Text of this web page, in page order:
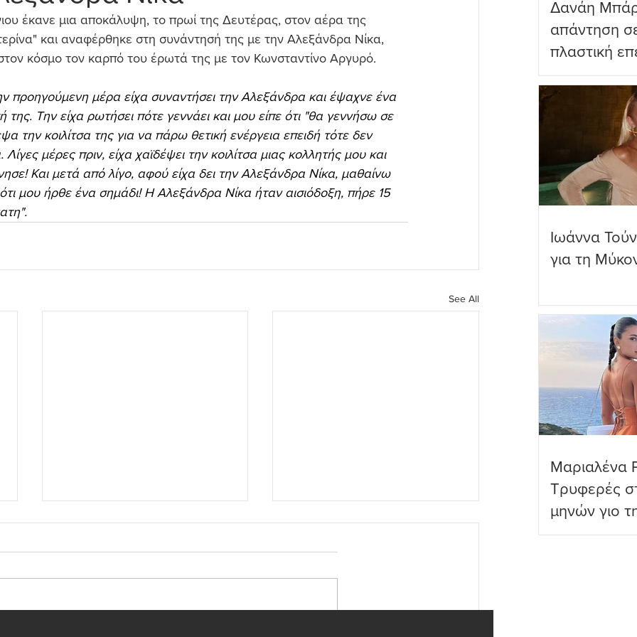
έκανε μια αποκάλυψη, το πρωί της Δευτέρας, στον αέρα της
και αναφέρθηκε στη συνάντησή της με την Αλεξάνδρα Νίκα,
κόσμο τον καρπό του έρωτά της με τον Κωνσταντίνο Αργυρό.
προηγούμενη μέρα είχα συναντήσει την Αλεξάνδρα και έψαχνε ένα
της. Την είχα ρωτήσει πότε γεννάει και μου είπε ότι "θα γεννήσω σε
την κοιλίτσα της για να πάρω θετική ενέργεια επειδή τότε δεν
μέρες πριν, είχα χαϊδέψει την κοιλίτσα μιας κολλητής μου και
Και μετά από λίγο, αφού είχα δει την Αλεξάνδρα Νίκα, μαθαίνω
μου ήρθε ένα σημάδι! Η Αλεξάνδρα Νίκα ήταν αισιόδοξη, πήρε 15
See All
Δανάη
απάντηση
πλαστική
ωραιότερο
Ιωάννα
για τη
Μαριαλένα
Τρυφερές
μηνών γιο